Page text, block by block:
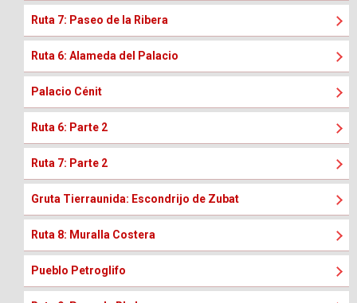
Ruta 7: Paseo de la Ribera
Ruta 6: Alameda del Palacio
Palacio Cénit
Ruta 6: Parte 2
Ruta 7: Parte 2
Gruta Tierraunida: Escondrijo de Zubat
Ruta 8: Muralla Costera
Pueblo Petroglifo